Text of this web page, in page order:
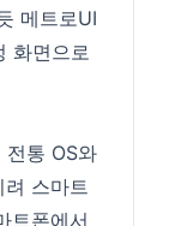
메트로UI
화면으로
전통 OS와
스마트
트폰에서